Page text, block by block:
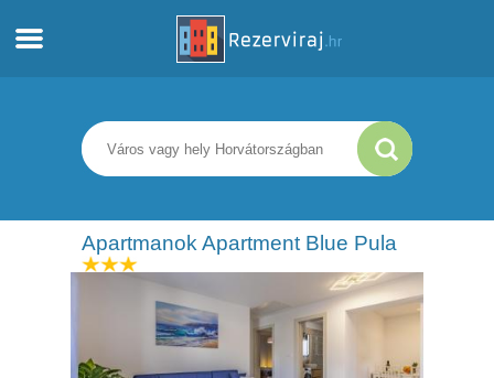
Apartmanok
Turista információ
Strandok
Apartmanok Apartment Blue Pula